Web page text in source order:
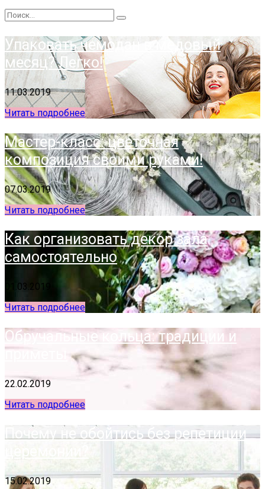
Упаковать чемодан в медовый
месяц? Легко!
11.03.2019
Читать подробнее
Мастер-класс: цветочная
композиция своими руками!
07.03.2019
Читать подробнее
Как организовать декор зала
самостоятельно
01.03.2019
Читать подробнее
Обручальные кольца: традиции и
приметы
22.02.2019
Читать подробнее
Почему не обойтись без репетиции
церемонии?
15.02.2019